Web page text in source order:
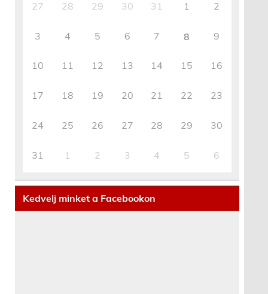
27
28 29 30 31 1 2
3 4 5 6 7 8 9
10 11 12 13 14 15 16
17 18 19 20 21 22 23
24 25 26 27 28 29 30
31 1 2 3 4 5 6
Kedvelj minket a Facebookon